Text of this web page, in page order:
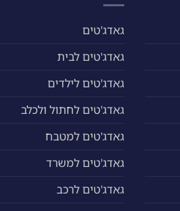
גאדג'טים
גאדג'טים לבית
גאדג'טים לילדים
גאדג'טים לחתול ולכלב
גאדג'טים למטבח
גאדג'טים למשרד
גאדג'טים לרכב